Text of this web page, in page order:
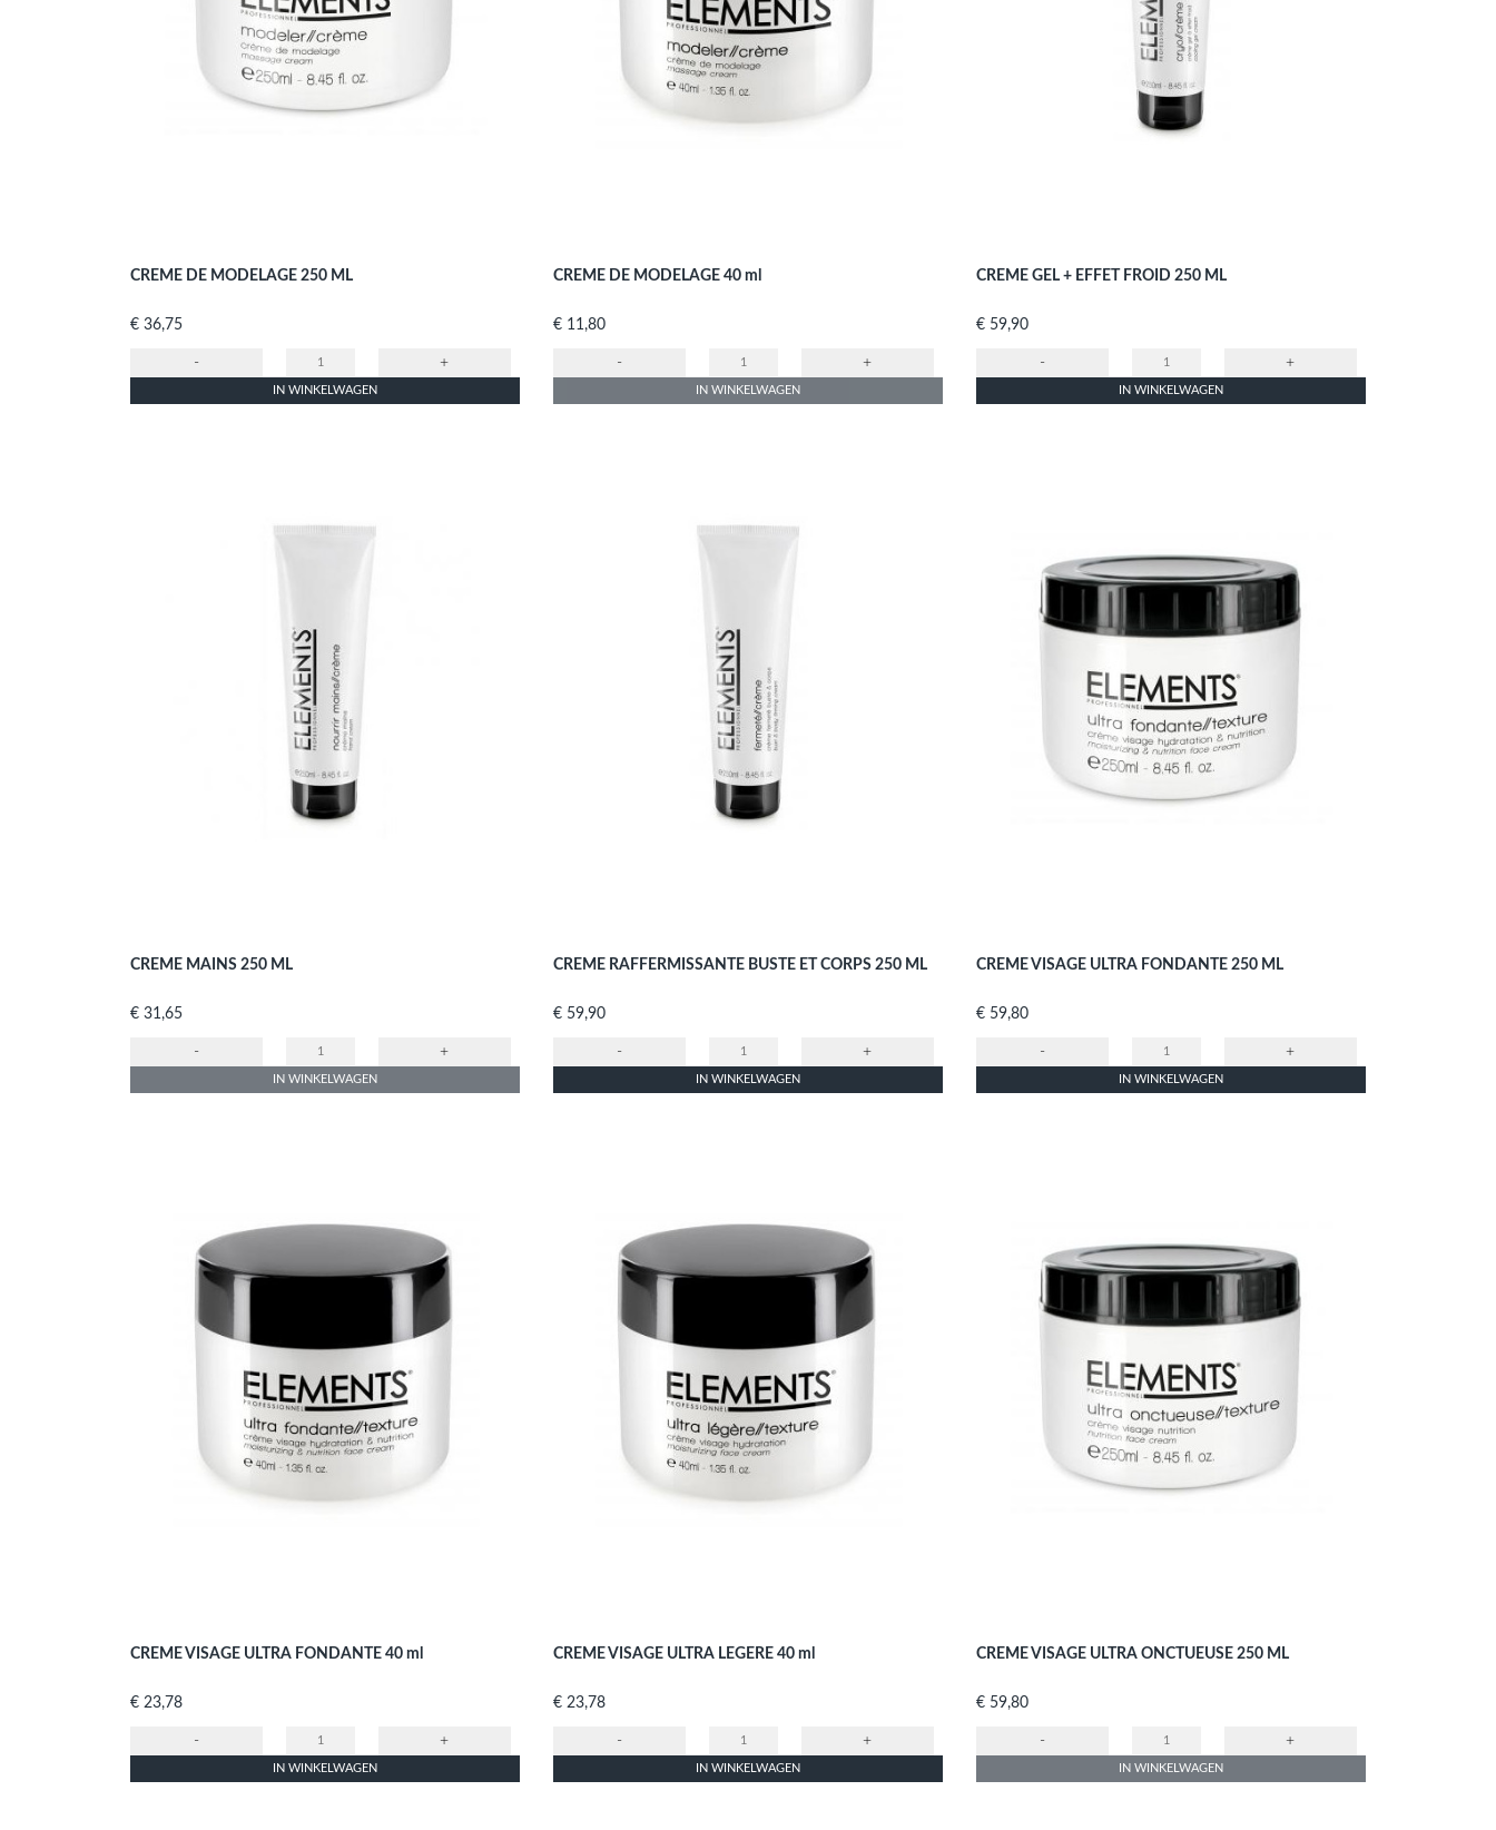
CREME DE MODELAGE 250 ML
Prijs
€ 36,75
- +
IN WINKELWAGEN
CREME DE MODELAGE 40 ml
Prijs
€ 11,80
- +
IN WINKELWAGEN
CREME GEL + EFFET FROID 250 ML
Prijs
€ 59,90
- +
IN WINKELWAGEN
CREME MAINS 250 ML
Prijs
€ 31,65
- +
IN WINKELWAGEN
CREME RAFFERMISSANTE BUSTE ET CORPS 250 ML
Prijs
€ 59,90
- +
IN WINKELWAGEN
CREME VISAGE ULTRA FONDANTE 250 ML
Prijs
€ 59,80
- +
IN WINKELWAGEN
CREME VISAGE ULTRA FONDANTE 40 ml
Prijs
€ 23,78
- +
IN WINKELWAGEN
CREME VISAGE ULTRA LEGERE 40 ml
Prijs
€ 23,78
- +
IN WINKELWAGEN
CREME VISAGE ULTRA ONCTUEUSE 250 ML
Prijs
€ 59,80
- +
IN WINKELWAGEN